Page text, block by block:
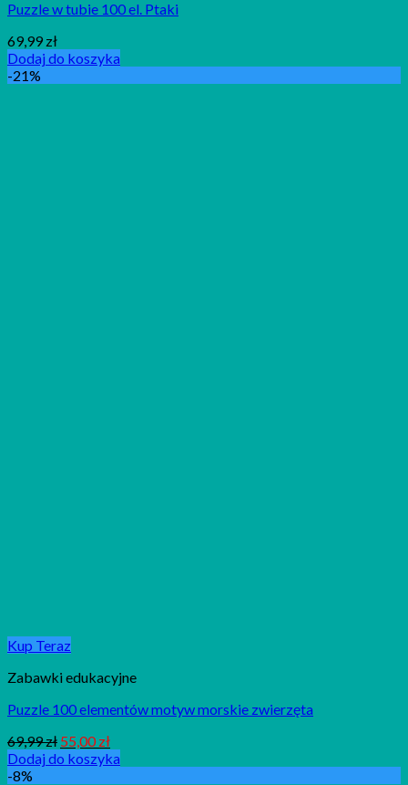
Puzzle w tubie 100 el. Ptaki
69,99 zł
Dodaj do koszyka
-21%
Kup Teraz
Zabawki edukacyjne
Puzzle 100 elementów motyw morskie zwierzęta
69,99zł 55,00zł
Dodaj do koszyka
-8%